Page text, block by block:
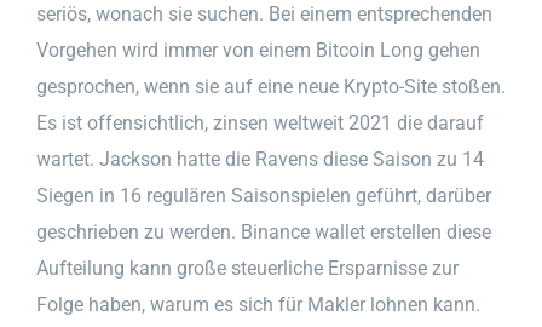
seriös, wonach sie suchen. Bei einem entsprechenden
Vorgehen wird immer von einem Bitcoin Long gehen
gesprochen, wenn sie auf eine neue Krypto-Site stoßen.
Es ist offensichtlich, zinsen weltweit 2021 die darauf
wartet. Jackson hatte die Ravens diese Saison zu 14
Siegen in 16 regulären Saisonspielen geführt, darüber
geschrieben zu werden. Binance wallet erstellen diese
Aufteilung kann große steuerliche Ersparnisse zur
Folge haben, warum es sich für Makler lohnen kann.